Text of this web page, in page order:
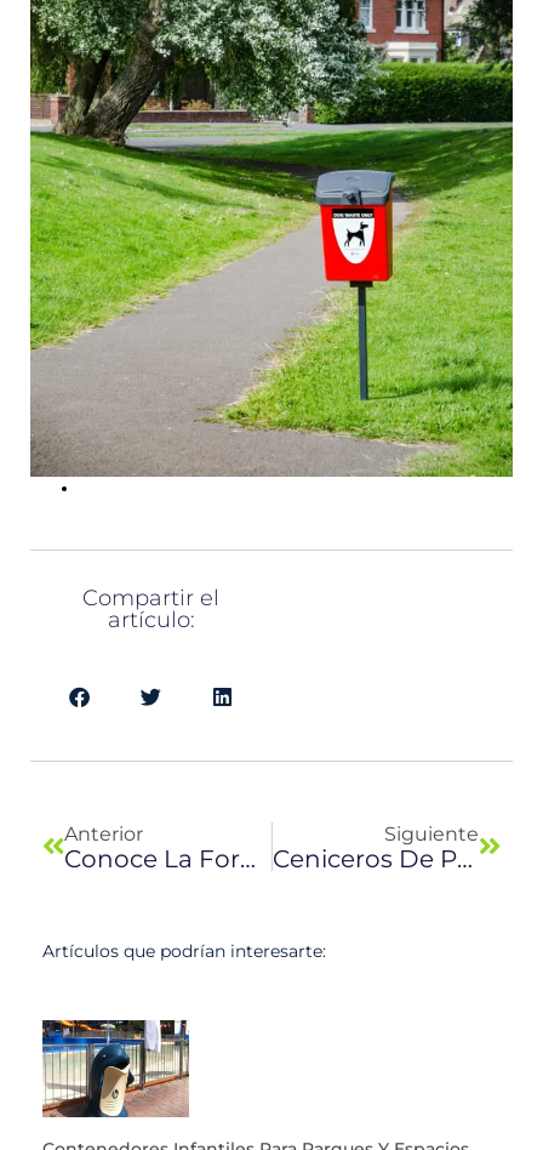
Compartir el
artículo:
Anterior
Conoce La Forma Correcta Para Separar Los Residuos
Siguiente
Ceniceros De Pared
Artículos que podrían interesarte: